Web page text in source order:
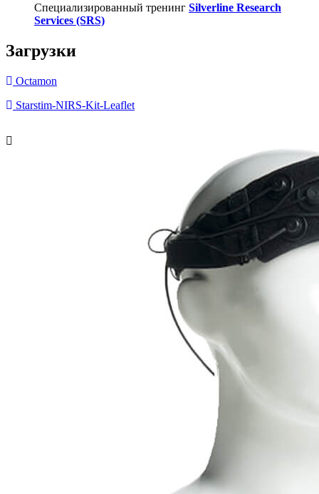
Специализированный тренинг Silverline Research
Services (SRS)
Загрузки
Octamon
Starstim-NIRS-Kit-Leaflet